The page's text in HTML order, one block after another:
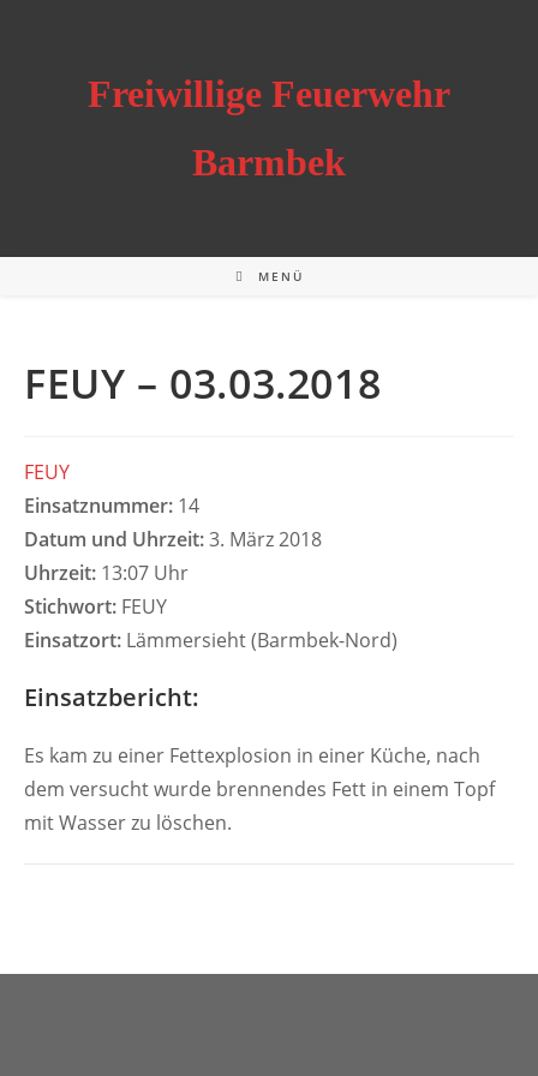
Freiwillige Feuerwehr
Barmbek
MENÜ
FEUY – 03.03.2018
FEUY
Einsatznummer: 14
Datum und Uhrzeit:3. März 2018
Uhrzeit: 13:07 Uhr
Stichwort: FEUY
Einsatzort: Lämmersieht (Barmbek-Nord)
Einsatzbericht:
Es kam zu einer Fettexplosion in einer Küche, nach
dem versucht wurde brennendes Fett in einem Topf
mit Wasser zu löschen.